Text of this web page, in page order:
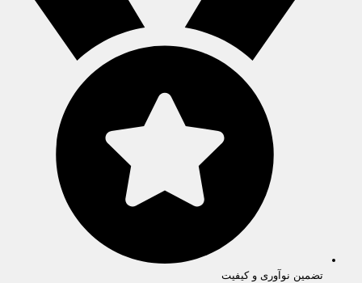
تضمین نوآوری و کیفیت